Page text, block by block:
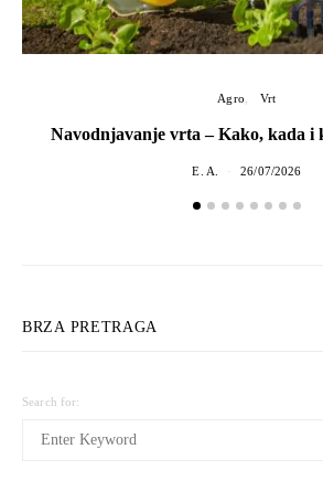
Agro Vrt
Navodnjavanje vrta – Kako, kada i
E. A. 26/07/2026
BRZA PRETRAGA
Search for: